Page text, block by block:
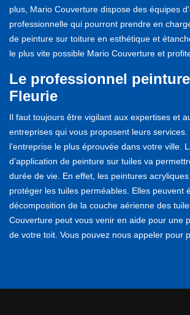
plus, Mario Couverture dispose des équipes
professionnelle qui pourront prendre en
de peinture sur toiture en esthétique et
le plus vite possible Mario Couverture et
Le professionnel
Fleurie
Il faut toujours être vigilant aux expertises et
entreprises qui vous proposent leurs services.
l’entreprise le plus éprouvée dans votre ville.
d’application de peinture sur tuiles va
durée de vie. En effet, les peintures
protéger les tuiles perméables. Elles peuvent
décomposition de la couche aérienne des
Couverture peut vous venir en aide pour une
de votre toit. Vous pouvez nous appeler pour